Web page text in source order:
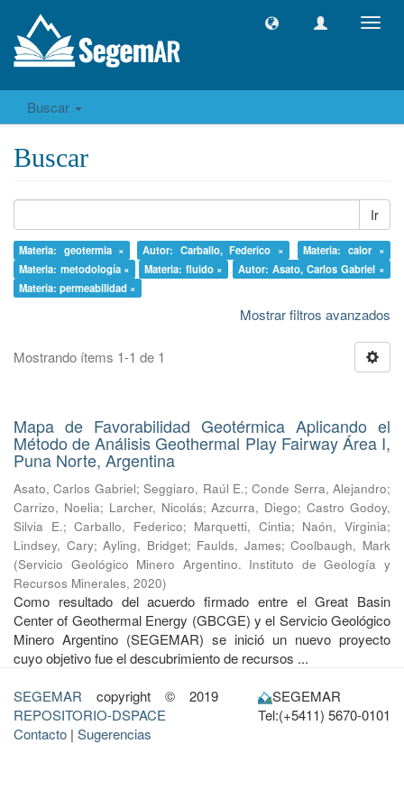
Buscar
Buscar
Ir
Materia: geotermia × Autor: Carballo, Federico ×
Materia: calor ×
Materia: metodología ×
Materia: fluido ×
Autor: Asato, Carlos Gabriel ×
Materia: permeabilidad ×
Mostrar filtros avanzados
Mostrando ítems 1-1 de 1
Mapa de Favorabilidad Geotérmica Aplicando el
Método de Análisis Geothermal Play Fairway Área I,
Puna Norte, Argentina
Asato, Carlos Gabriel;Seggiaro, Raúl E.;Conde Serra, Alejandro;
Carrizo, Noelia; Larcher, Nicolás;Azcurra, Diego;Castro Godoy,
Silvia E.;Carballo, Federico; Marquetti, Cintia; Naón, Virginia;
Lindsey, Cary;Ayling, Bridget; Faulds, James;Coolbaugh, Mark
(Servicio Geológico Minero Argentino. Instituto de Geología y
Recursos Minerales, 2020)
Como resultado del acuerdo firmado entre el Great Basin
Center of Geothermal Energy (GBCGE) y el Servicio Geológico
Minero Argentino (SEGEMAR) se inició un nuevo proyecto
cuyo objetivo fue el descubrimiento de recursos ...
SEGEMAR copyright © 2019
REPOSITORIO-DSPACE
Contacto | Sugerencias
SEGEMAR
Tel:(+5411) 5670-0101